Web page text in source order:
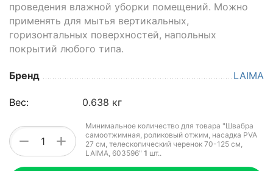
проведения влажной уборки помещений. Можно
применять для мытья вертикальных,
горизонтальных поверхностей, напольных
покрытий любого типа.
Бренд LAIMA
Вес: 0.638 кг
+
−
Минимальное количество для товара "Швабра
самоотжимная, роликовый отжим, насадка PVA
27 см, телескопический черенок 70-125 см,
LAIMA, 603596" 1 шт..